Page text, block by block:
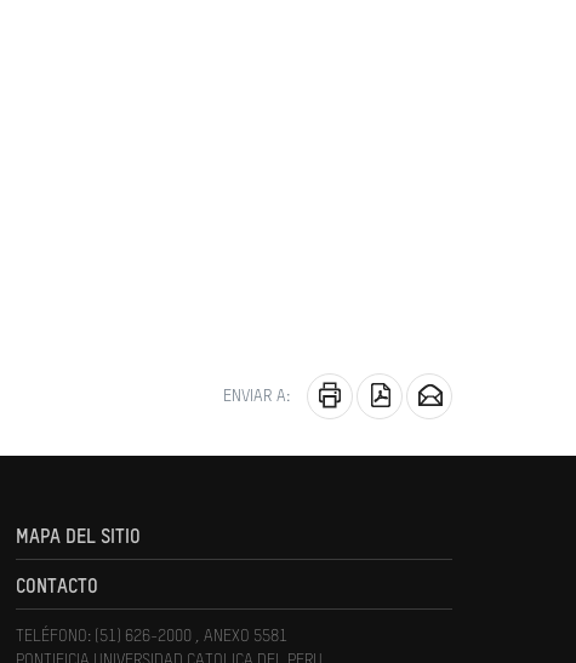
ENVIAR A:
MAPA DEL SITIO
CONTACTO
TELÉFONO: (51) 626-2000 , ANEXO 5581